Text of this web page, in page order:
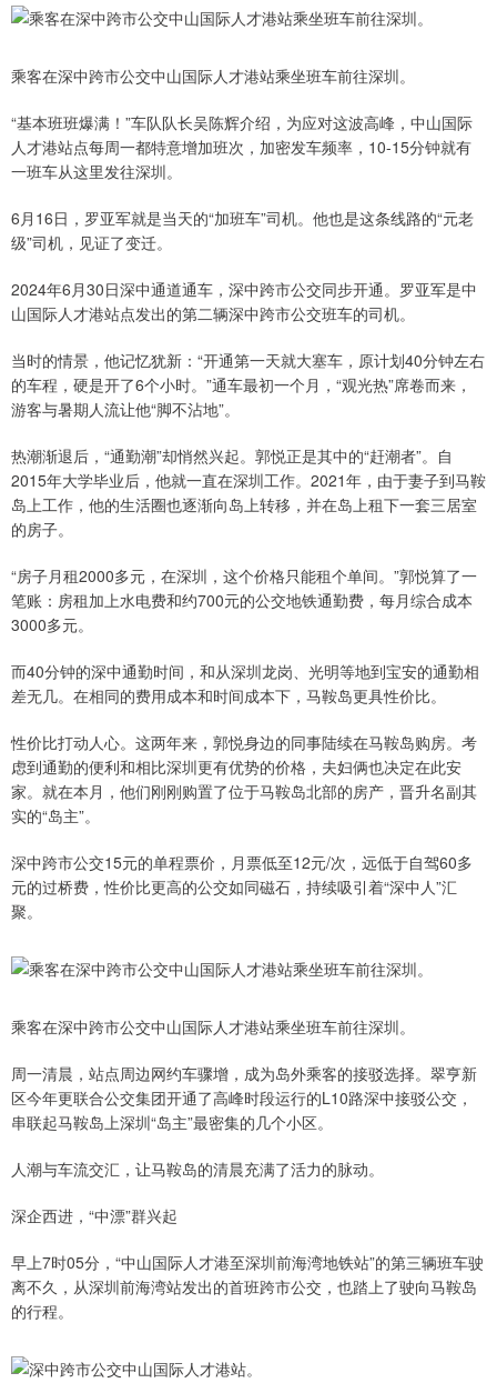
乘客在深中跨市公交中山国际人才港站乘坐班车前往深圳。
“基本班班爆满！”车队队长吴陈辉介绍，为应对这波高峰，中山国际
人才港站点每周一都特意增加班次，加密发车频率，10-15分钟就有
一班车从这里发往深圳。
6月16日，罗亚军就是当天的“加班车”司机。他也是这条线路的“元老
级”司机，见证了变迁。
2024年6月30日深中通道通车，深中跨市公交同步开通。罗亚军是中
山国际人才港站点发出的第二辆深中跨市公交班车的司机。
当时的情景，他记忆犹新：“开通第一天就大塞车，原计划40分钟左右
的车程，硬是开了6个小时。”通车最初一个月，“观光热”席卷而来，
游客与暑期人流让他“脚不沾地”。
热潮渐退后，“通勤潮”却悄然兴起。郭悦正是其中的“赶潮者”。自
2015年大学毕业后，他就一直在深圳工作。2021年，由于妻子到马鞍
岛上工作，他的生活圈也逐渐向岛上转移，并在岛上租下一套三居室
的房子。
“房子月租2000多元，在深圳，这个价格只能租个单间。”郭悦算了一
笔账：房租加上水电费和约700元的公交地铁通勤费，每月综合成本
3000多元。
而40分钟的深中通勤时间，和从深圳龙岗、光明等地到宝安的通勤相
差无几。在相同的费用成本和时间成本下，马鞍岛更具性价比。
性价比打动人心。这两年来，郭悦身边的同事陆续在马鞍岛购房。考
虑到通勤的便利和相比深圳更有优势的价格，夫妇俩也决定在此安
家。就在本月，他们刚刚购置了位于马鞍岛北部的房产，晋升名副其
实的“岛主”。
深中跨市公交15元的单程票价，月票低至12元/次，远低于自驾60多
元的过桥费，性价比更高的公交如同磁石，持续吸引着“深中人”汇
聚。
乘客在深中跨市公交中山国际人才港站乘坐班车前往深圳。
周一清晨，站点周边网约车骤增，成为岛外乘客的接驳选择。翠亨新
区今年更联合公交集团开通了高峰时段运行的L10路深中接驳公交，
串联起马鞍岛上深圳“岛主”最密集的几个小区。
人潮与车流交汇，让马鞍岛的清晨充满了活力的脉动。
深企西进，“中漂”群兴起
早上7时05分，“中山国际人才港至深圳前海湾地铁站”的第三辆班车驶
离不久，从深圳前海湾站发出的首班跨市公交，也踏上了驶向马鞍岛
的行程。